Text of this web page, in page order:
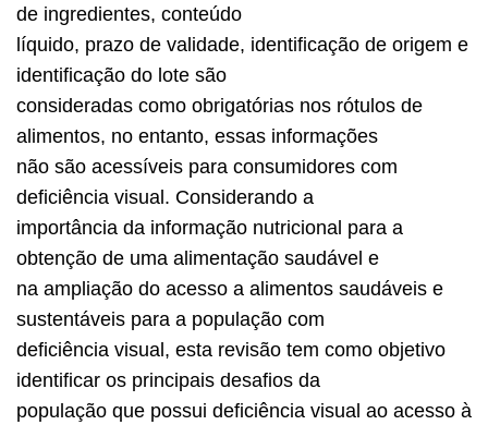
de ingredientes, conteúdo
líquido, prazo de validade, identificação de origem e
identificação do lote são
consideradas como obrigatórias nos rótulos de
alimentos, no entanto, essas informações
não são acessíveis para consumidores com
deficiência visual. Considerando a
importância da informação nutricional para a
obtenção de uma alimentação saudável e
na ampliação do acesso a alimentos saudáveis e
sustentáveis para a população com
deficiência visual, esta revisão tem como objetivo
identificar os principais desafios da
população que possui deficiência visual ao acesso à